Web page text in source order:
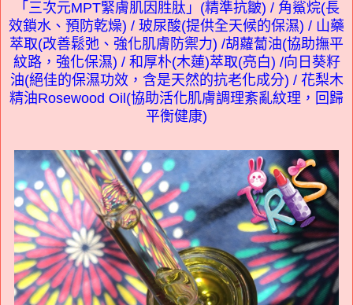
「三次元MPT緊膚肌因胜肽」(精準抗皺) / 角鯊烷(長
效鎖水、預防乾燥) / 玻尿酸(提供全天候的保濕) / 山藥
萃取(改善鬆弛、強化肌膚防禦力) /胡蘿蔔油(協助撫平
紋路，強化保濕) / 和厚朴(木蓮)萃取(亮白) /向日葵籽
油(絕佳的保濕功效，含是天然的抗老化成分) / 花梨木
精油Rosewood Oil(協助活化肌膚調理紊亂紋理，回歸
平衡健康)